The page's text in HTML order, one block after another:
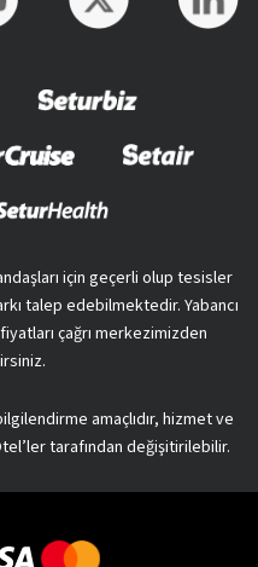
için geçerli olup tesisler
talep edebilmektedir. Yabancı
çağrı merkezimizden
amaçlıdır, hizmet ve
tarafından değişitirilebilir.